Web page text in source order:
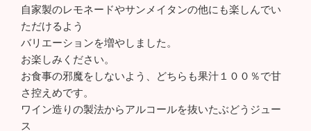
自家製のレモネードやサンメイタンの他にも楽しんでい
ただけるよう
バリエーションを増やしました。
お楽しみください。
お食事の邪魔をしないよう、どちらも果汁１００％で甘
さ控えめです。
ワイン造りの製法からアルコールを抜いたぶどうジュー
ス